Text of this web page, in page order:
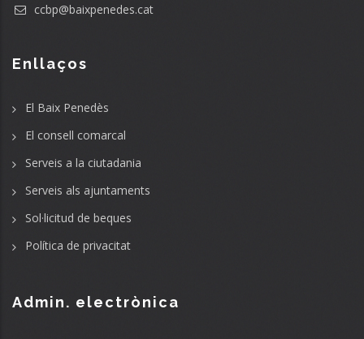
ccbp@baixpenedes.cat
Enllaços
El Baix Penedès
El consell comarcal
Serveis a la ciutadania
Serveis als ajuntaments
Sol·licitud de beques
Política de privacitat
Admin. electrònica